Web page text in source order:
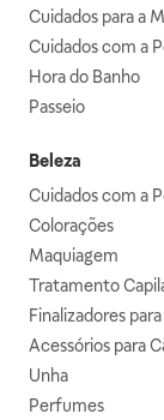
Cuidados para a
Cuidados com a
Hora do Banho
Passeio
Beleza
Cuidados com a
Colorações
Maquiagem
Tratamento
Finalizadores
Acessórios para
Unha
Perfumes